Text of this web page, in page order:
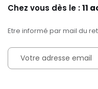
Chez vous dès le :11
Etre informé par mail du